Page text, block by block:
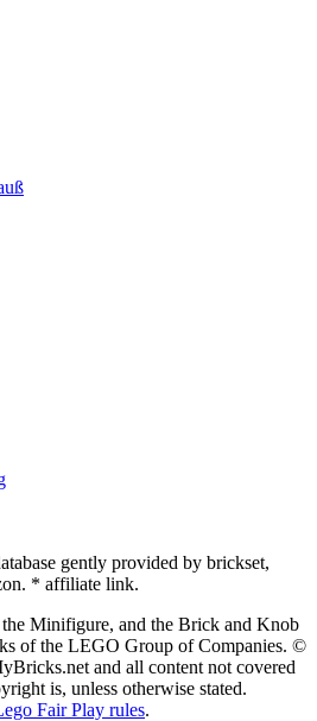
gently provided by brickset,
* affiliate link.
Minifigure, and the Brick and Knob
of the LEGO Group of Companies. ©
and all content not covered
is, unless otherwise stated.
Fair Play rules.